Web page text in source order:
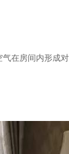
在房间内形成